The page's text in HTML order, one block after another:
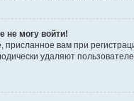
не могу войти!
вам при
удаляют